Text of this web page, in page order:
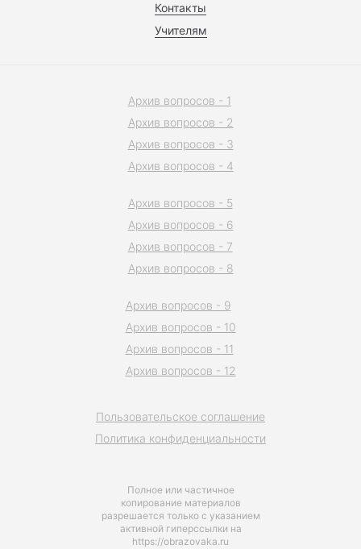
Контакты
Учителям
Полное или частичное
копирование материалов
разрешается только с указанием
активной гиперссылки на
https://obrazovaka.ru
Пользовательское соглашение
Политика конфиденциальности
Архив вопросов - 1
Архив вопросов - 2
Архив вопросов - 3
Архив вопросов - 4
Архив вопросов - 5
Архив вопросов - 6
Архив вопросов - 7
Архив вопросов - 8
Архив вопросов - 9
Архив вопросов - 10
Архив вопросов - 11
Архив вопросов - 12